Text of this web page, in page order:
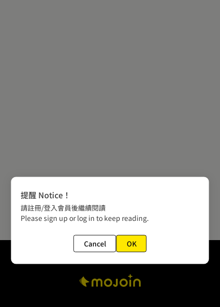
提醒 Notice！
請註冊/登入會員後繼續閱讀
Please sign up or log in to keep reading.
Cancel OK